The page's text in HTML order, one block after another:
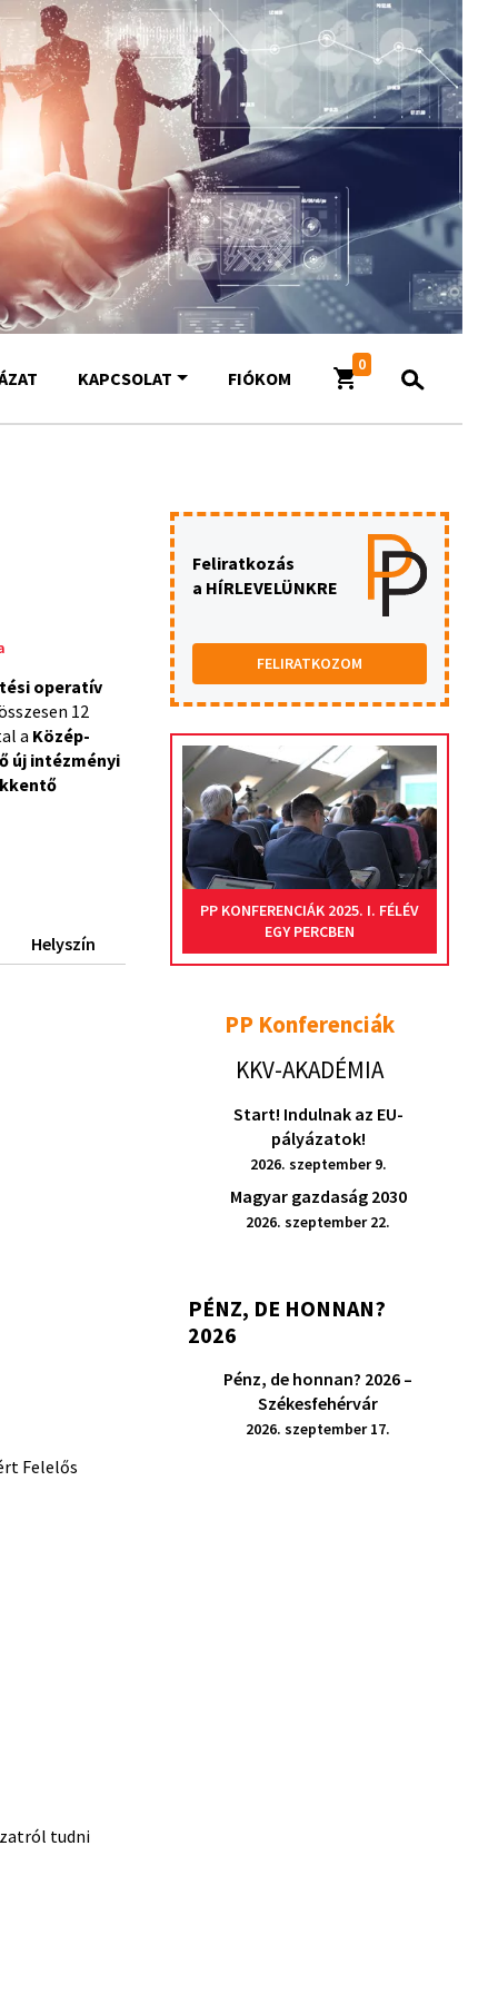
KAPCSOLAT FIÓKOM
0
operatív
12
a Közép-
új intézményi
Helyszín
Felelős
tudni
Feliratkozás
a HÍRLEVELÜNKRE
FELIRATKOZOM
PP KONFERENCIÁK 2025. I. FÉLÉV
EGY PERCBEN
PP Konferenciák
KKV-AKADÉMIA
Start! Indulnak az EU-
pályázatok!
2026. szeptember 9.
Magyar gazdaság 2030
2026. szeptember 22.
PÉNZ, DE HONNAN?
2026
Pénz, de honnan? 2026 –
Székesfehérvár
2026. szeptember 17.